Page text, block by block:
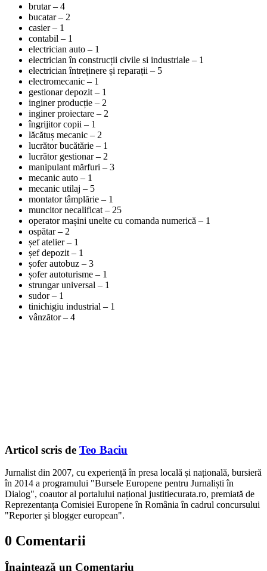
brutar – 4
bucatar – 2
casier – 1
contabil – 1
electrician auto – 1
electrician în construcții civile si industriale – 1
electrician întreținere și reparații – 5
electromecanic – 1
gestionar depozit – 1
inginer producție – 2
inginer proiectare – 2
îngrijitor copii – 1
lăcătuș mecanic – 2
lucrător bucătărie – 1
lucrător gestionar – 2
manipulant mărfuri – 3
mecanic auto – 1
mecanic utilaj – 5
montator tâmplărie – 1
muncitor necalificat – 25
operator mașini unelte cu comanda numerică – 1
ospătar – 2
șef atelier – 1
șef depozit – 1
șofer autobuz – 3
șofer autoturisme – 1
strungar universal – 1
sudor – 1
tinichigiu industrial – 1
vânzător – 4
Articol scris de Teo Baciu
Jurnalist din 2007, cu experiență în presa locală și națională, bursieră
în 2014 a programului "Bursele Europene pentru Jurnaliști în
Dialog", coautor al portalului național justitiecurata.ro, premiată de
Reprezentanța Comisiei Europene în România în cadrul concursului
"Reporter și blogger european".
0 Comentarii
Înaintează un Comentariu